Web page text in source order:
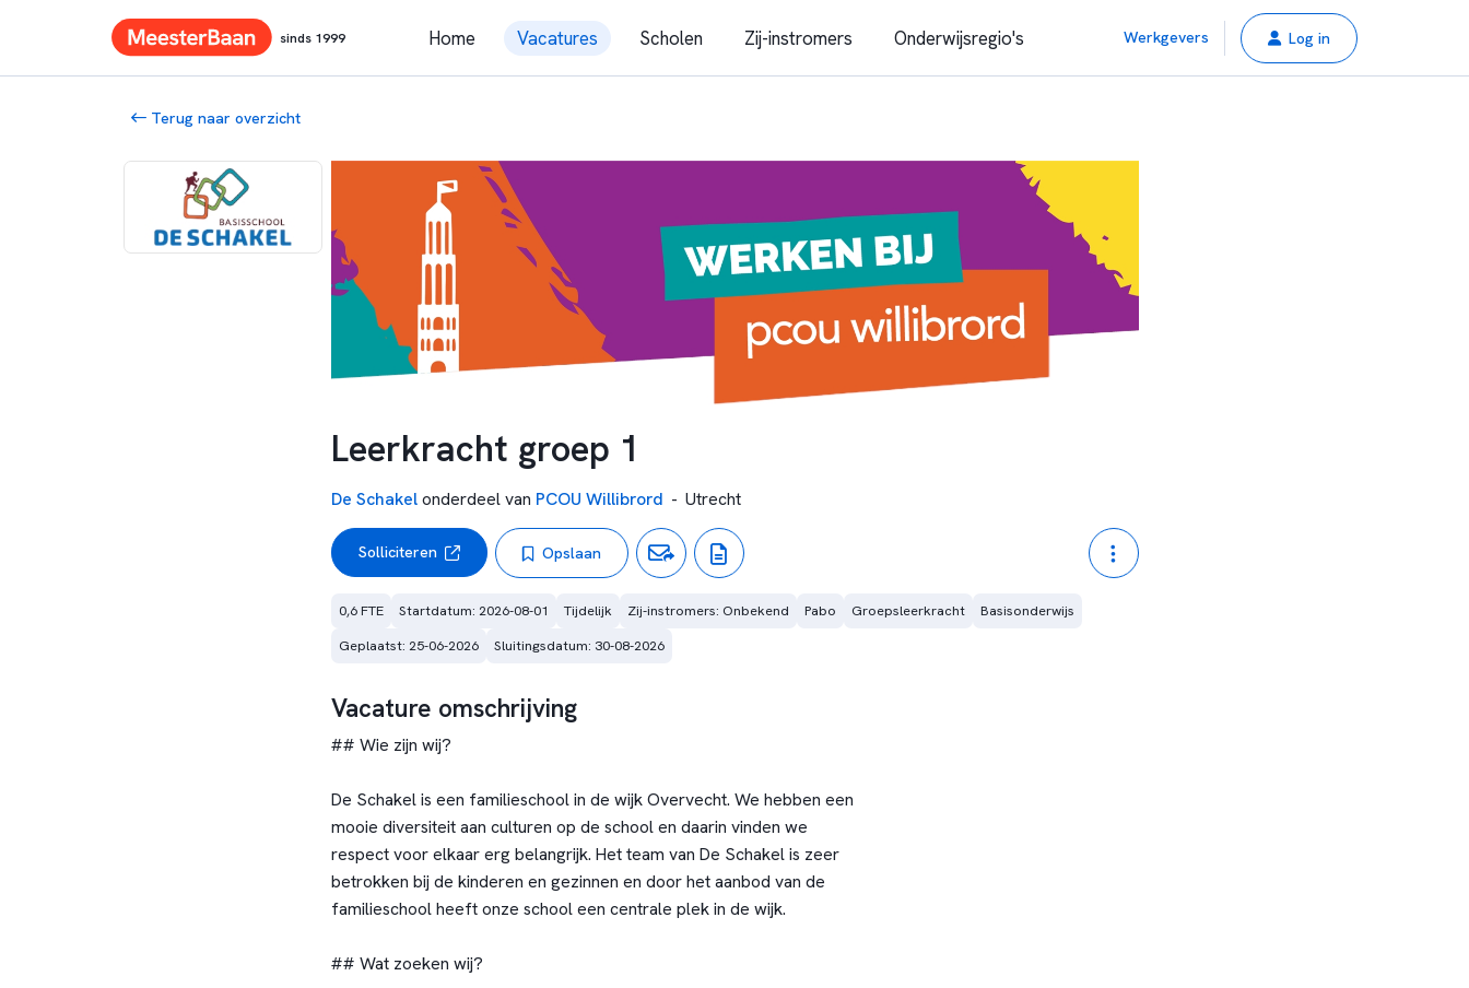
sinds 1999 Home Vacatures Scholen Zij-instromers Onderwijsregio's Werkgevers Log in
Terug naar overzicht
Leerkracht groep 1
De Schakelonderdeel van PCOU Willibrord - Utrecht
Solliciteren Opslaan
0,6 FTE Startdatum: 2026-08-01 Tijdelijk Zij-instromers: Onbekend Pabo Groepsleerkracht
Basisonderwijs
Geplaatst: 25-06-2026
Sluitingsdatum: 30-08-2026
Vacature omschrijving
## Wie zijn wij?
De Schakel is een familieschool in de wijk Overvecht. We hebben een
mooie diversiteit aan culturen op de school en daarin vinden we
respect voor elkaar erg belangrijk. Het team van De Schakel is zeer
betrokken bij de kinderen en gezinnen en door het aanbod van de
familieschool heeft onze school een centrale plek in de wijk.
## Wat zoeken wij?